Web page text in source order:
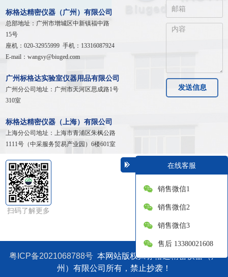
标格达精密仪器（广州）有限公司
总部地址：广州市增城区中新镇福中路
15号
座机：020-32955999 手机：13316087924
E-mail：wangsy@biuged.com
广州标格达实验室仪器用品有限公司
广州分公司地址：广州市天河区思成路1号
310室
标格达精密仪器（上海）有限公司
上海分公司地址：上海市青浦区朱枫公路
1111号（中采服务贸易产业园）6楼601室
扫码了解更多
发送信息
粤ICP备2021068788号本网站版权归标格达精密仪器（广
州）有限公司所有，禁止抄袭！
在线客服
销售微信1
销售微信2
销售微信3
售后 13380021608